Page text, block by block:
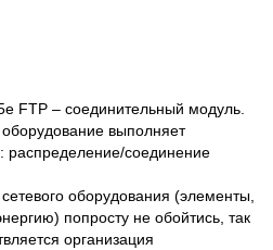
FTP – соединительный модуль.
выполняет
соединение
оборудования (элементы,
попросту не обойтись, так
организация